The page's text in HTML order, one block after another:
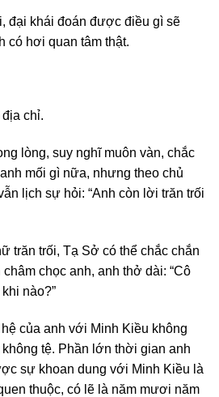
đại khái đoán được điều gì sẽ
có hơi quan tâm thật.
chỉ.
lòng, suy nghĩ muôn vàn, chắc
mối gì nữa, nhưng theo chủ
lịch sự hỏi: “Anh còn lời trăn trối
trăn trối, Tạ Sở có thể chắc chắn
chọc anh, anh thở dài: “Cô
nào?”
của anh với Minh Kiều không
tệ. Phần lớn thời gian anh
sự khoan dung với Minh Kiều là
thuộc, có lẽ là năm mươi năm